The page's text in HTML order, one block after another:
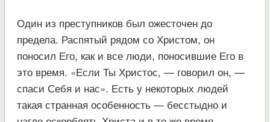
Один из преступников был ожесточен до
предела. Распятый рядом со Христом, он
поносил Его, как и все люди, поносившие Его в
это время. «Если Ты Христос, — говорил он, —
спаси Себя и нас». Есть у некоторых людей
такая странная особенность — бесстыдно и